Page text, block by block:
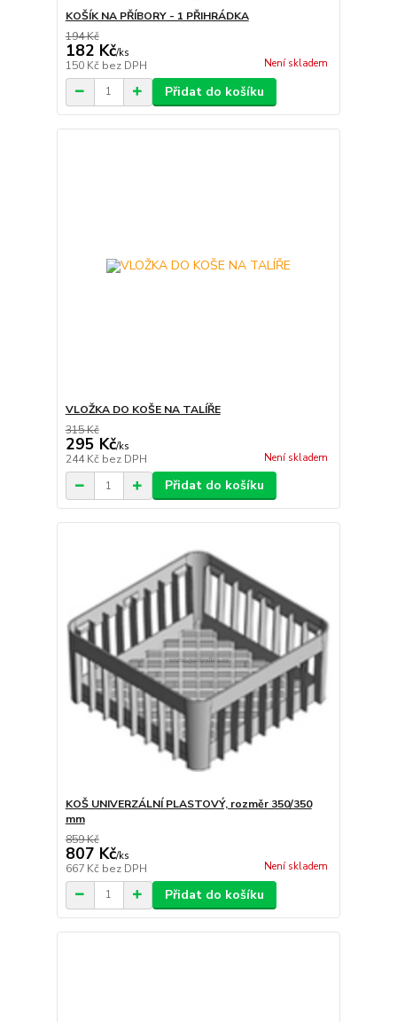
KOŠÍK NA PŘÍBORY - 1 PŘIHRÁDKA
194 Kč
182 Kč/ks
150 Kč bez DPH Není skladem
Přidat do košíku
VLOŽKA DO KOŠE NA TALÍŘE
315 Kč
295 Kč/ks
244 Kč bez DPH Není skladem
Přidat do košíku
KOŠ UNIVERZÁLNÍ PLASTOVÝ, rozměr 350/350
mm
859 Kč
807 Kč/ks
667 Kč bez DPH Není skladem
Přidat do košíku